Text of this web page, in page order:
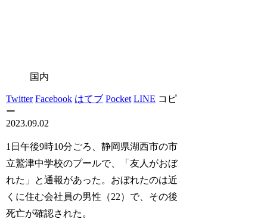
国内
Twitter Facebook はてブ Pocket LINE コピ
ー
2023.09.02
1日午後9時10分ごろ、静岡県湖西市の市
立鷲津中学校のプールで、「友人がおぼ
れた」と通報があった。おぼれたのは近
くに住む会社員の男性（22）で、その後
死亡が確認された。